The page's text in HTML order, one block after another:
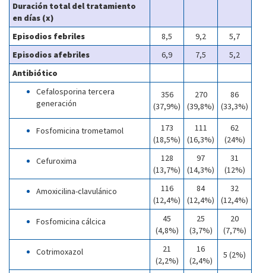
Duración total del tratamiento
en días (x)
Episodios febriles
8,5 9,2
5,7
Episodios afebriles
6,9 7,5
5,2
Antibiótico
Cefalosporina tercera
generación
356
(37,9%)
270
(39,8%)
86
(33,3%)
Fosfomicina trometamol
173
(18,5%)
111
(16,3%)
62
(24%)
Cefuroxima
128
(13,7%)
97
(14,3%)
31
(12%)
Amoxicilina-clavulánico
116
(12,4%)
84
(12,4%)
32
(12,4%)
Fosfomicina cálcica
45
(4,8%)
25
(3,7%)
20
(7,7%)
Cotrimoxazol
21
(2,2%)
16
(2,4%)
5 (2%)